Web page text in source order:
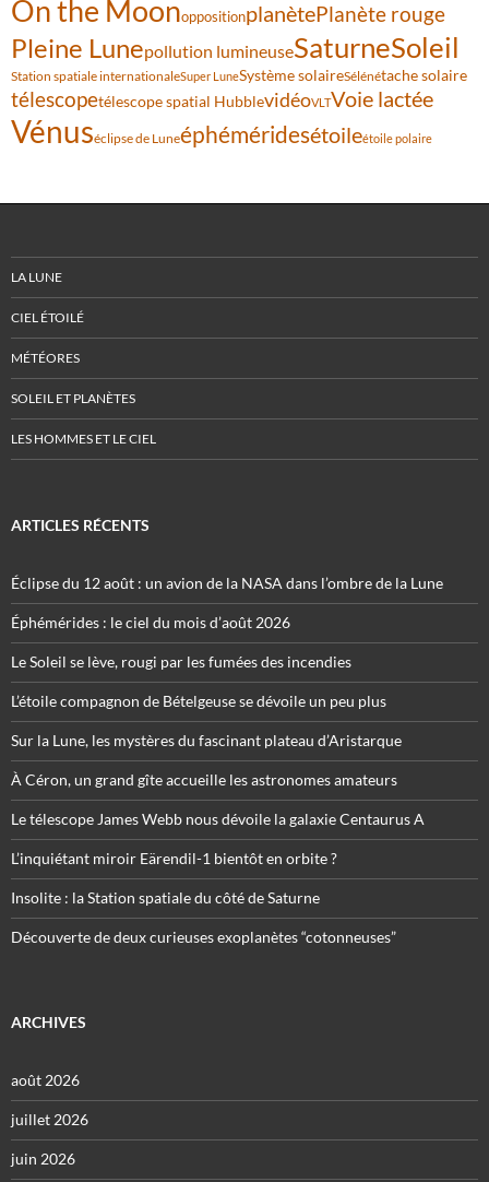
On the MoonoppositionplanètePlanète rouge
Pleine Lunepollution lumineuseSaturneSoleil
Station spatiale internationaleSuper LuneSystème solaireSélénétache solaire
télescopetélescope spatial HubblevidéoVLTVoie lactée
Vénuséclipse de Luneéphéméridesétoileétoile polaire
LA LUNE
CIEL ÉTOILÉ
MÉTÉORES
SOLEIL ET PLANÈTES
LES HOMMES ET LE CIEL
ARTICLES RÉCENTS
Éclipse du 12 août : un avion de la NASA dans l’ombre de la Lune
Éphémérides : le ciel du mois d’août 2026
Le Soleil se lève, rougi par les fumées des incendies
L’étoile compagnon de Bételgeuse se dévoile un peu plus
Sur la Lune, les mystères du fascinant plateau d’Aristarque
À Céron, un grand gîte accueille les astronomes amateurs
Le télescope James Webb nous dévoile la galaxie Centaurus A
L’inquiétant miroir Eärendil-1 bientôt en orbite ?
Insolite : la Station spatiale du côté de Saturne
Découverte de deux curieuses exoplanètes “cotonneuses”
ARCHIVES
août 2026
juillet 2026
juin 2026